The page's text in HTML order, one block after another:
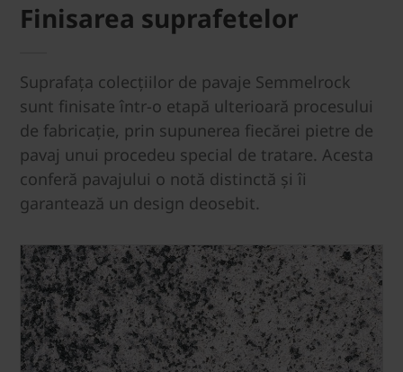
Finisarea suprafetelor
Suprafaţa colecţiilor de pavaje Semmelrock
sunt finisate într-o etapă ulterioară procesului
de fabricaţie, prin supunerea fiecărei pietre de
pavaj unui procedeu special de tratare. Acesta
conferă pavajului o notă distinctă şi îi
garantează un design deosebit.